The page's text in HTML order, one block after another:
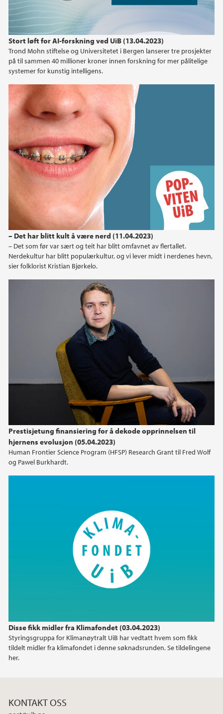
Stort løft for AI-forskning ved UiB (13.04.2023)
Trond Mohn stiftelse og Universitetet i Bergen lanserer tre prosjekter
på til sammen 40 millioner kroner innen forskning for mer pålitelige
systemer for kunstig intelligens.
– Det har blitt kult å være nerd (11.04.2023)
– Det som før var sært og teit har blitt omfavnet av flertallet.
Nerdekultur har blitt populærkultur, og vi lever midt i nerdenes hevn,
sier folklorist Kristian Bjørkelo.
Prestisjetung finansiering for å dekode opprinnelsen til
hjernens evolusjon (05.04.2023)
Human Frontier Science Program (HFSP) Research Grant til Fred Wolf
og Pawel Burkhardt.
Disse fikk midler fra Klimafondet (03.04.2023)
Styringsgruppa for Klimanøytralt UiB har vedtatt hvem som fikk
tildelt midler fra klimafondet i denne søknadsrunden. Se tildelingene
her.
KONTAKT OSS